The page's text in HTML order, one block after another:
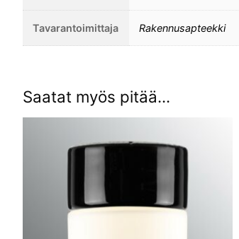
Tavarantoimittaja Rakennusapteekki
Saatat myös pitää...